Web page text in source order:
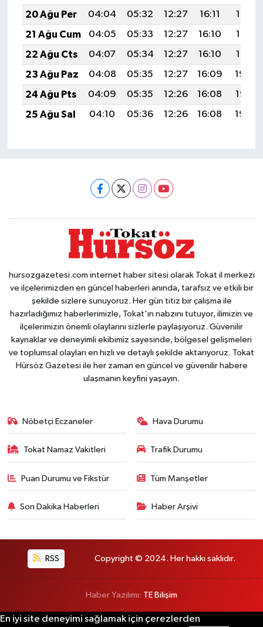
20 Ağu Per
04:04 05:32 12:27 16:11
19:13
21 Ağu Cum
04:05 05:33 12:27 16:10
19:12
22 Ağu Cts
04:07 05:34 12:27 16:10
19:10
23 Ağu Paz
04:08 05:35 12:27 16:09
19:09
24 Ağu Pts
04:09 05:35 12:26 16:08
19:07
25 Ağu Sal
04:10 05:36 12:26 16:08 19:06
hursozgazetesi.com internet haber sitesi olarak Tokat il merkezi
ve ilçelerimizden en güncel haberleri anında, tarafsız ve etkili bir
şekilde sizlere sunuyoruz. Her gün titiz bir çalışma ile
hazırladığımız haberlerimizle, Tokat'ın nabzını tutuyor, ilimizin ve
ilçelerimizin önemli olaylarını sizlerle paylaşıyoruz. Güvenilir
kaynaklar ve deneyimli ekibimiz sayesinde, bölgesel gelişmeleri
ve toplumsal olayları en hızlı ve detaylı şekilde aktarıyoruz. Tokat
Hürsöz Gazetesi ile her zaman en güncel ve güvenilir habere
ulaşmanın keyfini yaşayın.
Nöbetçi Eczaneler Hava Durumu
Tokat Namaz Vakitleri Trafik Durumu
Puan Durumu ve Fikstür Tüm Manşetler
Son Dakika Haberleri Haber Arşivi
RSS Copyright © 2024. Her hakkı saklıdır.
Haber Yazılımı: TE Bilişim
En iyi site deneyimi sağlamak için çerezlerden